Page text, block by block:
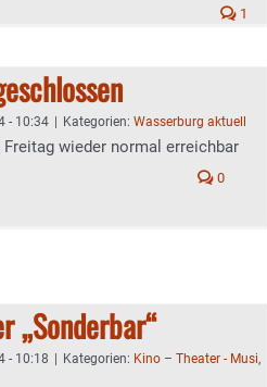
1
- 10:34 Kategorien: Wasserburg aktuell
wieder normal erreichbar
0
„Sonderbar“
- 10:18 Kategorien: Kino – Theater - Musi,